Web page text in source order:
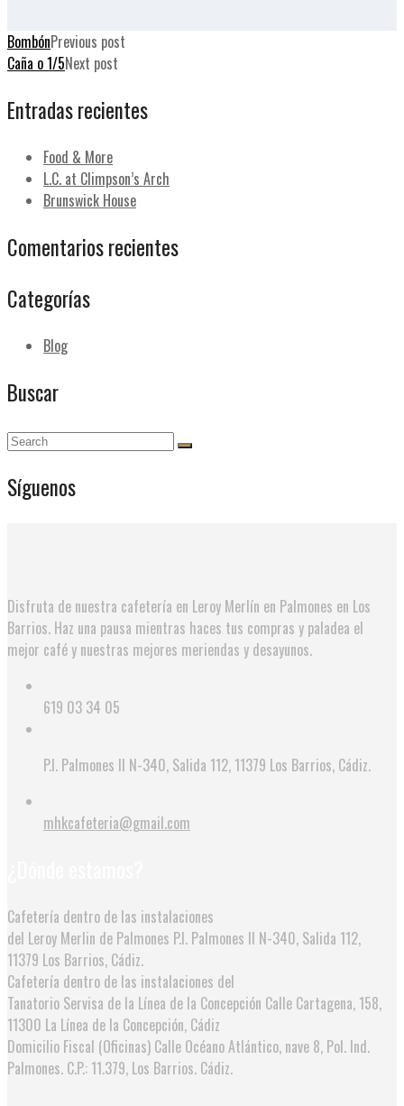
BombónPrevious post
Caña o 1/5Next post
Entradas recientes
Food & More
L.C. at Climpson’s Arch
Brunswick House
Comentarios recientes
Categorías
Blog
Buscar
Síguenos
Disfruta de nuestra cafetería en Leroy Merlín en Palmones en Los
Barrios. Haz una pausa mientras haces tus compras y paladea el
mejor café y nuestras mejores meriendas y desayunos.
619 03 34 05
P.I. Palmones II N-340, Salida 112, 11379 Los Barrios, Cádiz.
mhkcafeteria@gmail.com
Cafetería dentro de las instalaciones
del Leroy Merlin de Palmones P.I. Palmones II N-340, Salida 112,
11379 Los Barrios, Cádiz.
Cafetería dentro de las instalaciones del
Tanatorio Servisa de la Línea de la Concepción Calle Cartagena, 158,
11300 La Línea de la Concepción, Cádiz
Domicilio Fiscal (Oficinas) Calle Océano Atlántico, nave 8, Pol. Ind.
Palmones. C.P.: 11.379, Los Barrios. Cádiz.